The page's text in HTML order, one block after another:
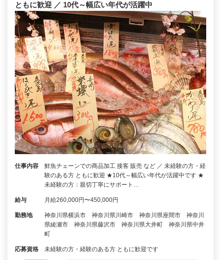
ともに歓迎 ／ 10代～幅広い年代が活躍中
仕事内容
鮮魚チェーンでの商品加工 接客 販売 など ／ 未経験の方・経
験のある方 ともに歓迎 ★10代～幅広い年代が活躍中です ★
未経験の方：親切丁寧にサポート…
給与 月給260,000円〜450,000円
勤務地
神奈川県横浜市 神奈川県川崎市 神奈川県座間市 神奈川
県綾瀬市 神奈川県藤沢市 神奈川県大井町 神奈川県中井
町
応募資格 未経験の方・経験のある方 ともに歓迎です